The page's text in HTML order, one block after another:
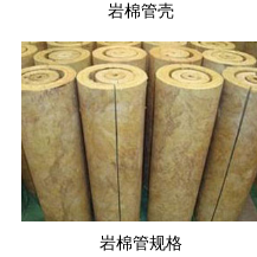
岩棉管壳
岩棉管规格